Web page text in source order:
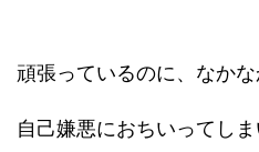
頑張っているのに、なか
自己嫌悪におちいってしま